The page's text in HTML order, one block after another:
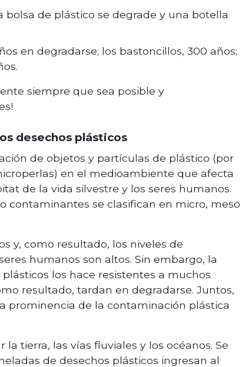
bolsa de plástico se degrade y una botella
en degradarse; los bastoncillos, 300 años;
siempre que sea posible y
desechos plásticos
de objetos y partículas de plástico (por
en el medioambiente que afecta
de la vida silvestre y los seres humanos.
contaminantes se clasifican en micro, meso
y, como resultado, los niveles de
humanos son altos. Sin embargo, la
los hace resistentes a muchos
resultado, tardan en degradarse. Juntos,
prominencia de la contaminación plástica
tierra, las vías fluviales y los océanos. Se
de desechos plásticos ingresan al